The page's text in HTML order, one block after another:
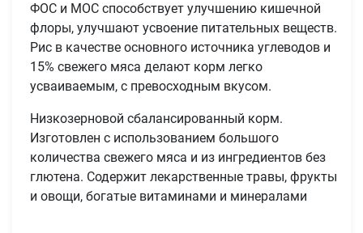
ФОС и МОС способствует улучшению кишечной
флоры, улучшают усвоение питательных веществ.
Рис в качестве основного источника углеводов и
15% свежего мяса делают корм легко
усваиваемым, с превосходным вкусом.
Низкозерновой сбалансированный корм.
Изготовлен с использованием большого
количества свежего мяса и из ингредиентов без
глютена. Содержит лекарственные травы, фрукты
и овощи, богатые витаминами и минералами